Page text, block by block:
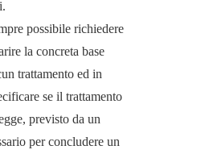
possibile richiedere
la concreta base
trattamento ed in
se il trattamento
previsto da un
per concludere un